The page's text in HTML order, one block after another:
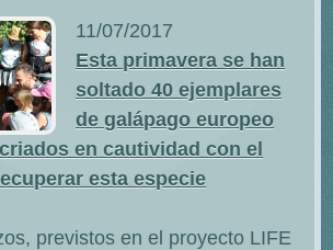
11/07/2017
Esta primavera se han
soltado 40 ejemplares
de galápago europeo
en cautividad con el
esta especie
previstos en el proyecto LIFE